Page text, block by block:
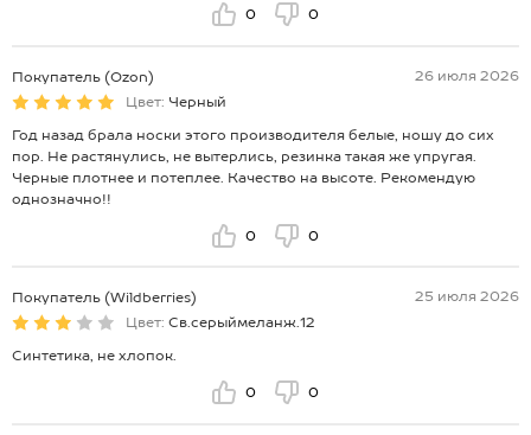
0 0
Покупатель (Ozon)
26 июля 2026
Цвет: Черный
Год назад брала носки этого производителя белые, ношу до сих
пор. Не растянулись, не вытерлись, резинка такая же упругая.
Черные плотнее и потеплее. Качество на высоте. Рекомендую
однозначно!!
0 0
Покупатель (Wildberries)
25 июля 2026
Цвет: Св.серыймеланж.12
Синтетика, не хлопок.
0 0